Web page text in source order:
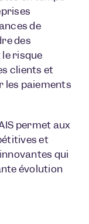
de
des
risque
clients et
les paiements
permet aux
et
qui
évolution